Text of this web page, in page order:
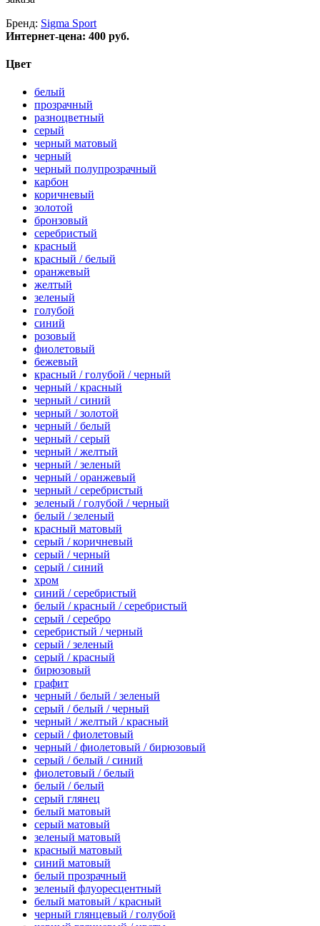
Бренд: Sigma Sport
Интернет-цена: 400 руб.
Цвет
белый
прозрачный
разноцветный
серый
черный матовый
черный
черный полупрозрачный
карбон
коричневый
золотой
бронзовый
серебристый
красный
красный / белый
оранжевый
желтый
зеленый
голубой
синий
розовый
фиолетовый
бежевый
красный / голубой / черный
черный / красный
черный / синий
черный / золотой
черный / белый
черный / серый
черный / желтый
черный / зеленый
черный / оранжевый
черный / серебристый
зеленый / голубой / черный
белый / зеленый
красный матовый
серый / коричневый
серый / черный
серый / синий
хром
синий / серебристый
белый / красный / серебристый
серый / серебро
серебристый / черный
серый / зеленый
серый / красный
бирюзовый
графит
черный / белый / зеленый
серый / белый / черный
черный / желтый / красный
серый / фиолетовый
черный / фиолетовый / бирюзовый
серый / белый / синий
фиолетовый / белый
белый / белый
серый глянец
белый матовый
серый матовый
зеленый матовый
красный матовый
синий матовый
белый прозрачный
зеленый флуоресцентный
белый матовый / красный
черный глянцевый / голубой